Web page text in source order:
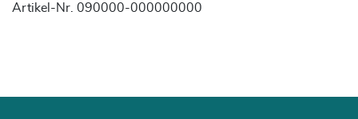
Artikel-Nr. 090000-000000000